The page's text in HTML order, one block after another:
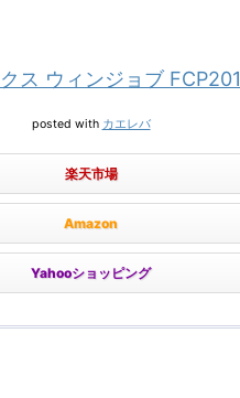
ス ウィンジョブ FCP201
posted with カエレバ
楽天市場
Amazon
Yahooショッピング